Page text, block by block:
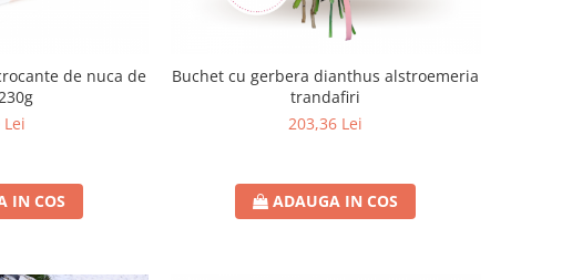
de nuca de
Lei
IN COS
Buchet cu gerbera dianthus alstroemeria
trandafiri
203,36 Lei
ADAUGA IN COS